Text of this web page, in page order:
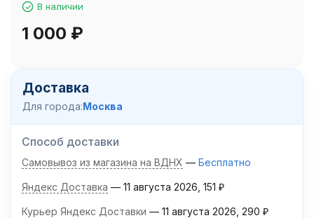
В наличии
1 000 ₽
Доставка
Для города:Москва
Способ доставки
Самовывоз из магазина на ВДНХ Бесплатно
Яндекс Доставка 11 августа 2026 151 ₽
Курьер Яндекс Доставки 11 августа 2026 290 ₽